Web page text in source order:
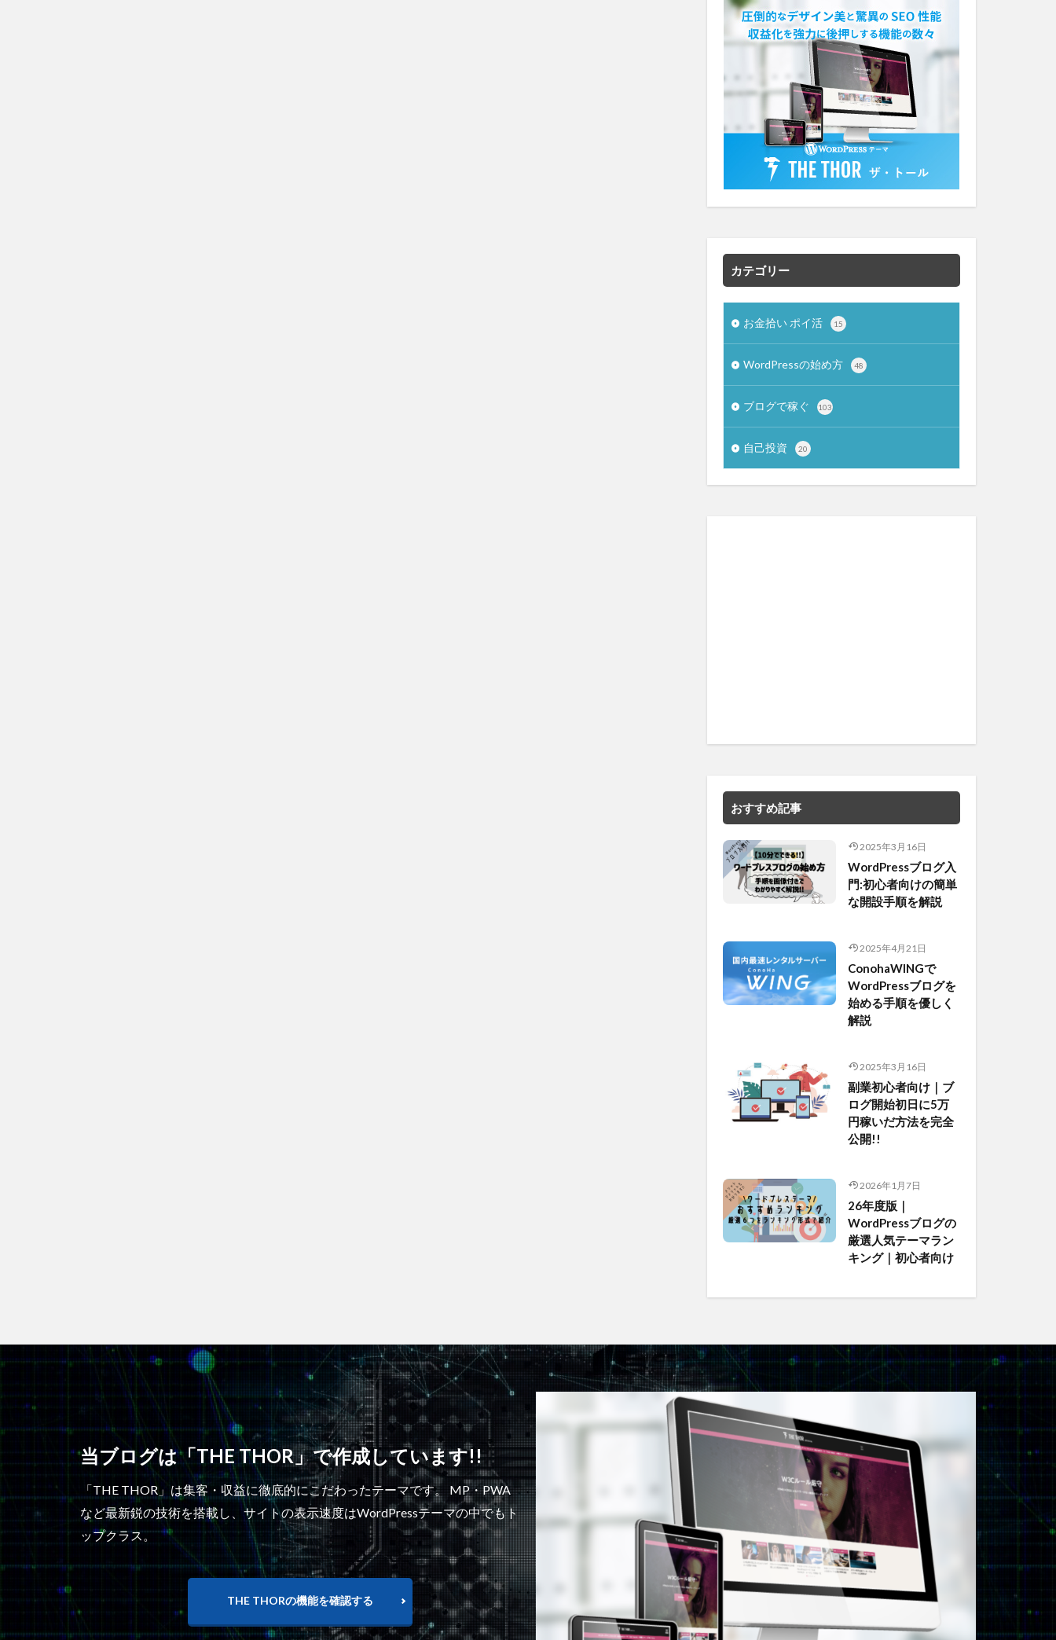
カテゴリー
お金拾い ポイ活 15
WordPressの始め方 48
ブログで稼ぐ 103
自己投資 20
おすすめ記事
2025年3月16日
WordPressブログ入
門:初心者向けの簡単
な開設手順を解説
2025年4月21日
ConohaWINGで
WordPressブログを
始める手順を優しく
解説
2025年3月16日
副業初心者向け｜ブ
ログ開始初日に5万
円稼いだ方法を完全
公開!!
2026年1月7日
26年度版｜
WordPressブログの
厳選人気テーマラン
キング｜初心者向け
当ブログは「THE THOR」で作成しています!!
「THE THOR」は集客・収益に徹底的にこだわったテーマです。 MP・PWA
など最新鋭の技術を搭載し、サイトの表示速度はWordPressテーマの中でもト
ップクラス。
THE THORの機能を確認する